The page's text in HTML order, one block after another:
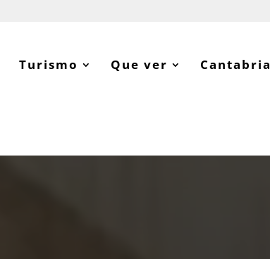
Turismo Que ver Cantabria